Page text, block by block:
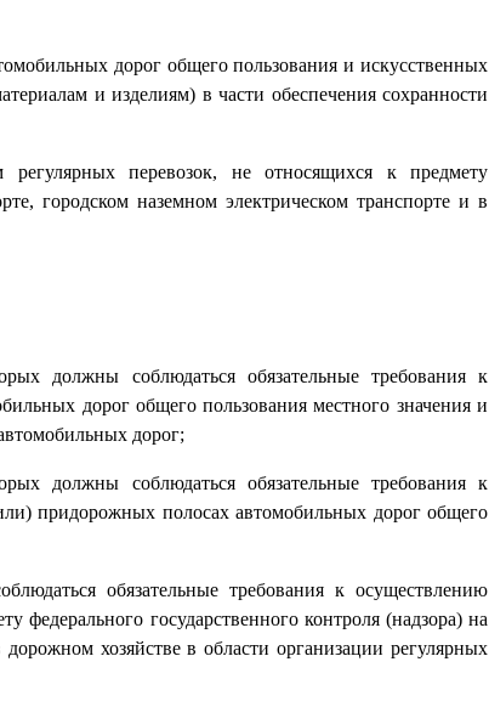
дорог общего пользования и искусственных
и изделиям) в части обеспечения сохранности
перевозок, не относящихся к предмету
городском наземном электрическом транспорте и в
должны соблюдаться обязательные требования к
дорог общего пользования местного значения и
дорог;
должны соблюдаться обязательные требования к
придорожных полосах автомобильных дорог общего
обязательные требования к осуществлению
государственного контроля (надзора) на
хозяйстве в области организации регулярных